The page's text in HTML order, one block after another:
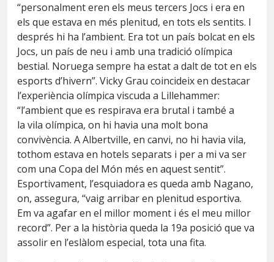
“personalment eren els meus tercers Jocs i era en
els que estava en més plenitud, en tots els sentits. I
després hi ha l’ambient. Era tot un país bolcaten els
Jocs, un país de neu i amb una tradició olímpica
bestial. Noruega sempre ha estat a dalt de tot en els
esports d’hivern”. VickyGrau coincideix en destacar
l’experiència olímpica viscuda a Lillehammer:
“l’ambient que es respirava era brutal i també a
la vila olímpica, on hi havia una molt bona
convivència. A Albertville, en canvi, no hi havia vila,
tothom estava en hotels separats i per a mi va ser
com una Copa del Món més en aquest sentit”.
Esportivament, l’esquiadora es queda amb Nagano,
on, assegura, “vaig arribar en plenitud esportiva.
Em va agafar en el millor moment i és el meu millor
record”. Per a la història queda la 19a posició que va
assolir en l’eslàlom especial, tota una fita.